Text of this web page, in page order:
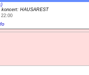
koncert: HAUSAREST